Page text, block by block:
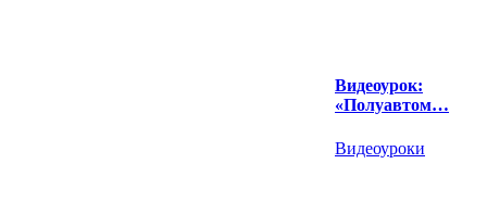
Видеоурок:
«Полуавтом…
Видеоуроки